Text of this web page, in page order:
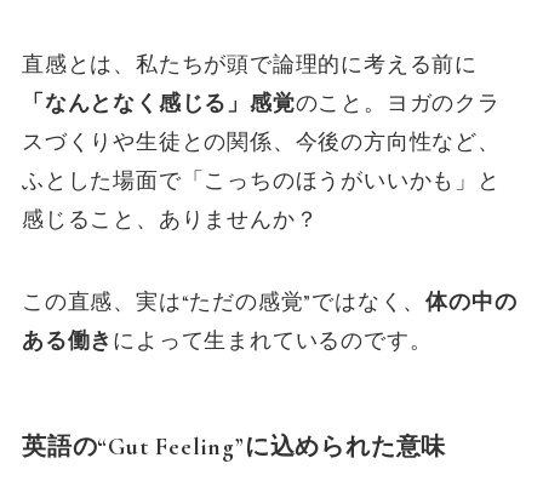
直感とは、私たちが頭で論理的に考える前に
「なんとなく感じる」感覚のこと。ヨガのクラ
スづくりや生徒との関係、今後の方向性など、
ふとした場面で「こっちのほうがいいかも」と
感じること、ありませんか？
この直感、実は“ただの感覚”ではなく、体の中の
ある働き によって生まれているのです。
英語の“Gut Feeling”に込められた意味